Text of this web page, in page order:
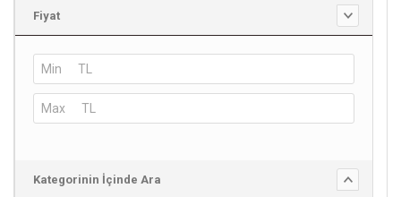
Fiyat
Kategorinin İçinde Ara